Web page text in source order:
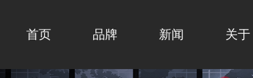
首页 品牌 新闻 关于